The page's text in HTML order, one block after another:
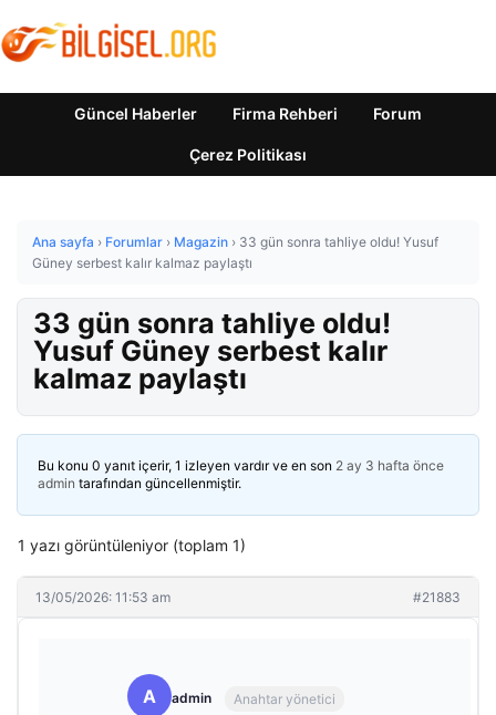
Güncel Haberler Firma Rehberi Forum
Çerez Politikası
Ana sayfa › Forumlar › Magazin › 33 gün sonra tahliye oldu! Yusuf
Güney serbest kalır kalmaz paylaştı
33 gün sonra tahliye oldu!
Yusuf Güney serbest kalır
kalmaz paylaştı
Bu konu 0 yanıt içerir, 1 izleyen vardır ve en son 2 ay 3 hafta önce
admin tarafından güncellenmiştir.
1 yazı görüntüleniyor (toplam 1)
13/05/2026: 11:53 am #21883
A admin Anahtar yönetici